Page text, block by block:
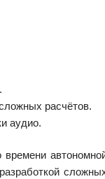
расчётов.
аудио.
времени